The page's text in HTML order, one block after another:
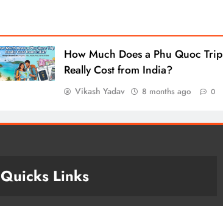
How Much Does a Phu Quoc Trip
Really Cost from India?
Vikash Yadav 8 months ago 0
Quicks Links